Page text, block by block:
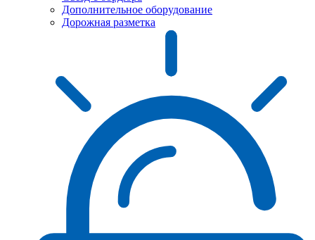
Дополнительное оборудование
Дорожная разметка